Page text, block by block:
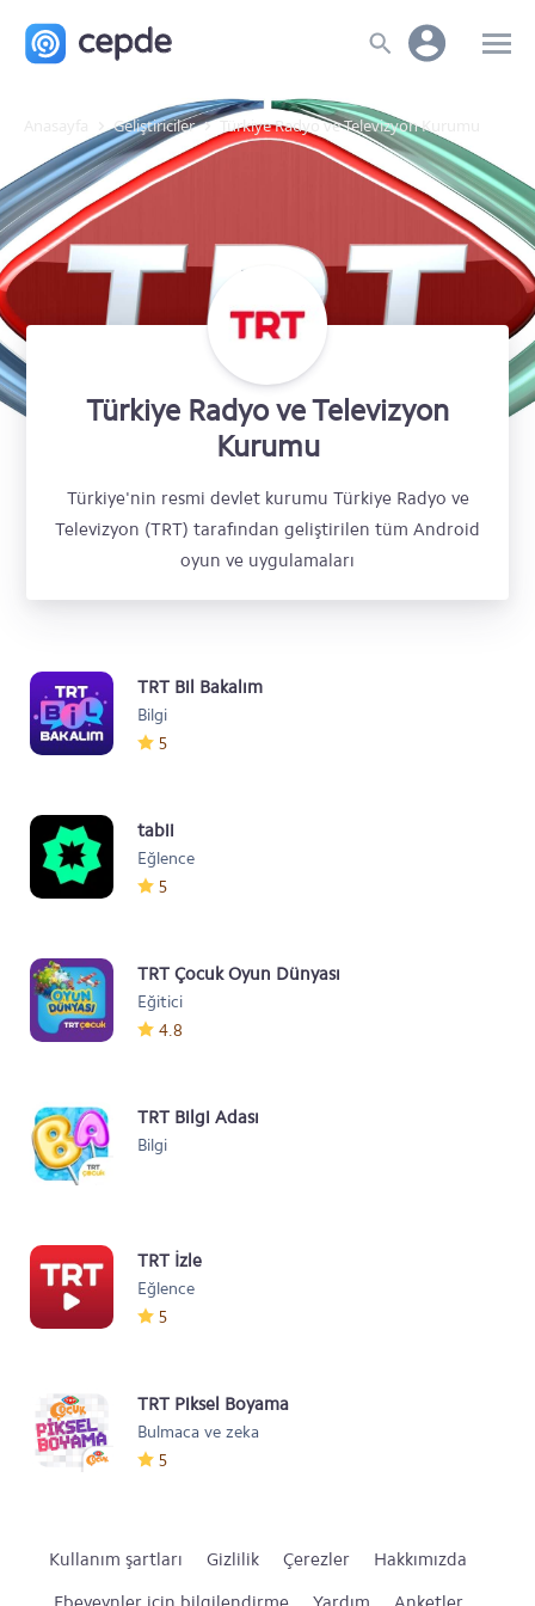
Geliştiriciler Türkiye Radyo ve Televizyon Kurumu
Türkiye Radyo ve Televizyon
Kurumu
Türkiye'nin resmi devlet kurumu Türkiye Radyo ve
Televizyon (TRT) tarafından geliştirilen tüm Android
oyun ve uygulamaları
TRT Bil Bakalım
Bilgi
5
tabii
Eğlence
5
TRT Çocuk Oyun Dünyası
Eğitici
4.8
TRT Bilgi Adası
Bilgi
TRT İzle
Eğlence
5
TRT Piksel Boyama
Bulmaca ve zeka
5
Kullanım şartları Gizlilik Çerezler
Hakkımızda